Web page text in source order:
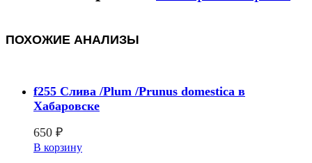
ПОХОЖИЕ АНАЛИЗЫ
f255 Слива /Plum /Prunus domestica в
Хабаровске
650 ₽
В корзину